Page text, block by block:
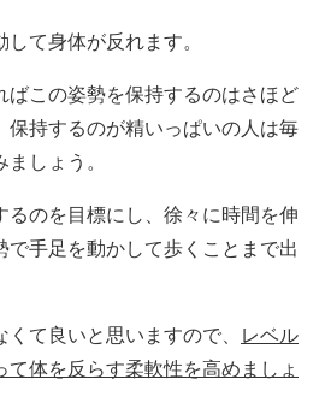
て身体が反れます。
ばこの姿勢を保持するのはさほど
保持するのが精いっぱいの人は毎
しょう。
るのを目標にし、徐々に時間を伸
で手足を動かして歩くことまで出
て良いと思いますので、
レベル
て体を反らす柔軟性を高めましょ